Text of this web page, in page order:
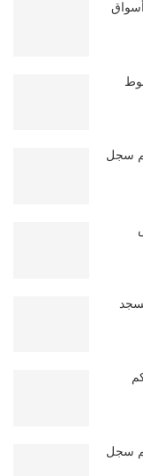
المدينة العالمية بالدمام تدشن موسمًا جديدًا بـ5 أسواق
سجل
سجل